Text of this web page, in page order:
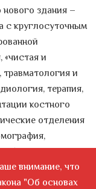
здания –
с круглосуточным
и
и
терапия,
костного
отделения
физиотерапия,
реанимация,
внимание, что
"Об основах